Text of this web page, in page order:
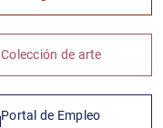
Colección de arte
Portal de Empleo